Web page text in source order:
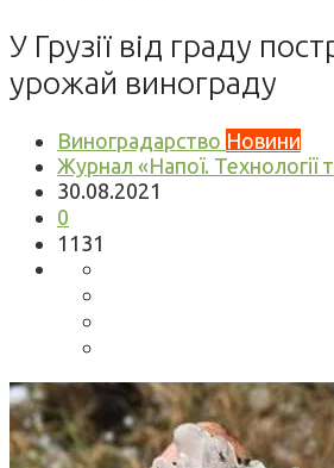
У Грузії від граду
урожай винограду
Виноградарство Новини
Журнал «Напої. Технології
30.08.2021
0
1131